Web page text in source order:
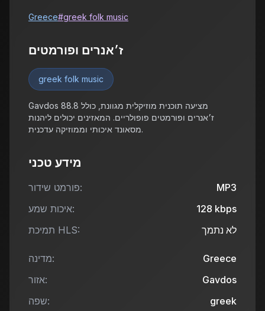
Greece#greek folk music
ז׳אנרים ופורמטים
greek folk music
Gavdos 88.8 מציעה תוכנית מוזיקלית מגוונת, כולל
ז׳אנרים ופורמטים פופולריים. המאזינים יכולים ליהנות
מסאונד איכותי וממוזיקה עדכנית.
מידע טכני
פורמט שידור:
MP3
איכות שמע:
128 kbps
תמיכת HLS:
לא נתמך
מדינה:
Greece
אזור:
Gavdos
שפה:
greek